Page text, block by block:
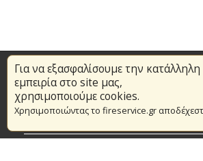
Για να εξασφαλίσουμε την κατάλληλη
εμπειρία στο site μας,
χρησιμοποιούμε cookies.
Χρησιμοποιώντας το fireservice.gr
Επικαιρότητα
Το Πυροσβεστικό Σώμα